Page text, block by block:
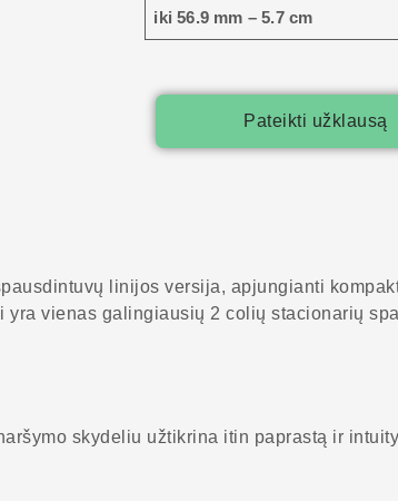
iki 56.9 mm – 5.7 cm
Pateikti užklausą
linijos versija, apjungianti
vienas galingiausių 2 colių stacionarių
skydeliu užtikrina itin paprastą ir